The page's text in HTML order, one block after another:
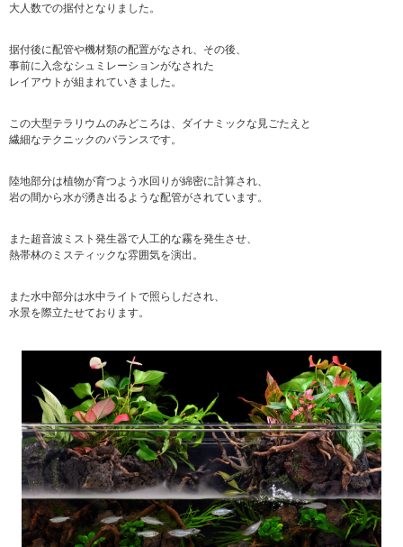
大人数での据付となりました。
据付後に配管や機材類の配置がなされ、その後、
事前に入念なシュミレーションがなされた
レイアウトが組まれていきました。
この大型テラリウムのみどころは、ダイナミックな見ごたえと
繊細なテクニックのバランスです。
陸地部分は植物が育つよう水回りが綿密に計算され、
岩の間から水が湧き出るような配管がされています。
また超音波ミスト発生器で人工的な霧を発生させ、
熱帯林のミスティックな雰囲気を演出。
また水中部分は水中ライトで照らしだされ、
水景を際立たせております。